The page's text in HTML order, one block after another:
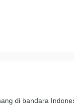
di bandara